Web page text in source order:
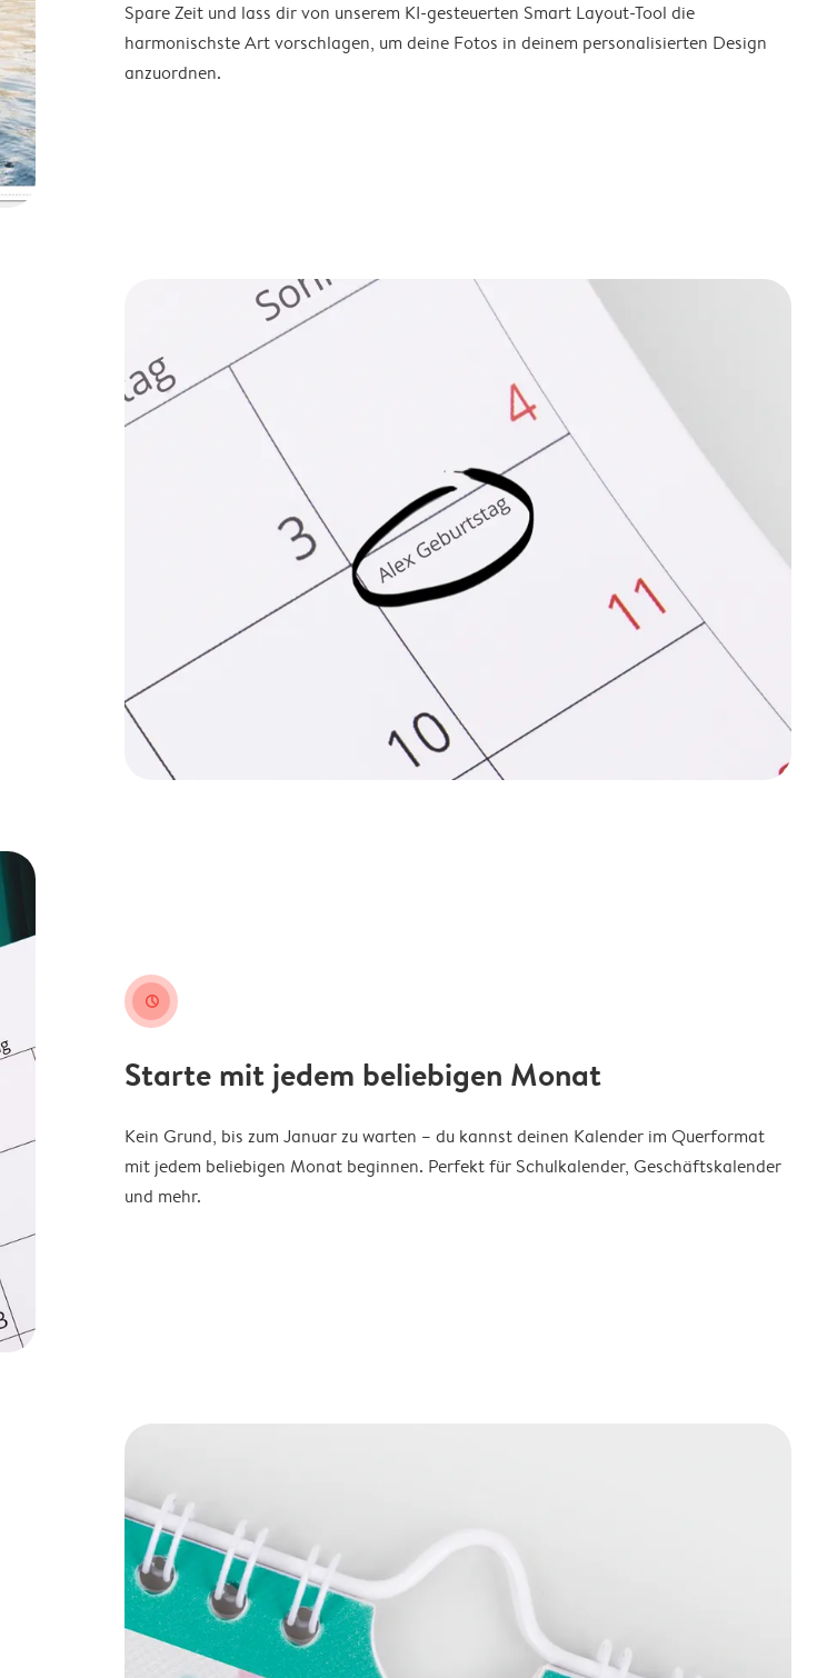
Spare Zeit und lass dir von unserem KI-gesteuerten Smart Layout-Tool die
harmonischste Art vorschlagen, um deine Fotos in deinem personalisierten Design
anzuordnen.
clock
Starte mit jedem beliebigen Monat
Kein Grund, bis zum Januar zu warten – du kannst deinen Kalender im Querformat
mit jedem beliebigen Monat beginnen. Perfekt für Schulkalender, Geschäftskalender
und mehr.